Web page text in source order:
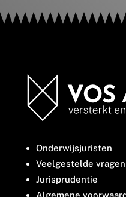
Onderwijsjuristen
Veelgestelde vragen
Jurisprudentie
Algemene